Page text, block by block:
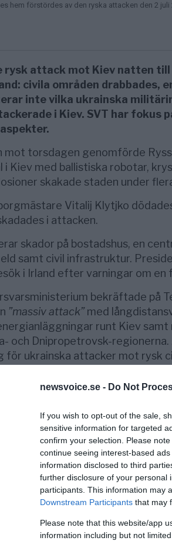
newsvoice.se - Do Not
If you wish to opt-out of the sale,
sensitive information for targeted
confirm your selection. Please
continue seeing interest-based
information disclosed to third
further disclosure of your personal
participants. This information may
Downstream Participants that may
Please note that this website/app
information including but not
hem förstördes av den ryska attacken den 2 juli
rysk attack mot Kiev natten till
civila områden drabbades,
inte vilka ukrainska
i Kiev. SVT har fokus
mot torsdagen genomförde
i Kiev med ballistiska robotar,
skakade staden under
Vitalij Klytjko
i attacken.
skador på bostadshus, en
samt civil infrastruktur.
i Irland efter varningar om
bekräftade på
”massiv attack”med
runt Kiev samt
och Dnipropetrovsk-
för ukrainska attacker mot rysk
de senaste månaderna
mot ryska
vilket har lett till störningar i den
städer har samtidigt